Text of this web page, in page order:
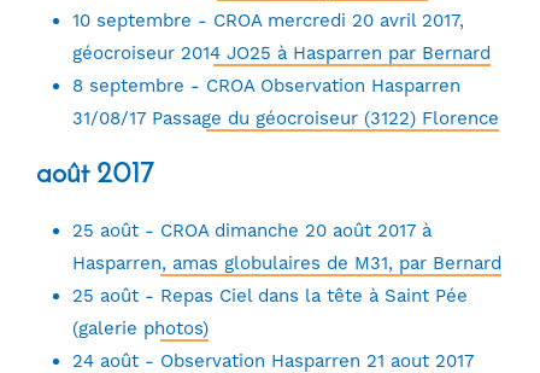
10 septembre - CROA mercredi 20 avril 2017,
géocroiseur 2014 JO25 à Hasparren par Bernard
8 septembre - CROA Observation Hasparren
31/08/17 Passage du géocroiseur (3122) Florence
août 2017
25 août - CROA dimanche 20 août 2017 à
Hasparren, amas globulaires de M31, par Bernard
25 août - Repas Ciel dans la tête à Saint Pée
(galerie photos)
24 août - Observation Hasparren 21 aout 2017